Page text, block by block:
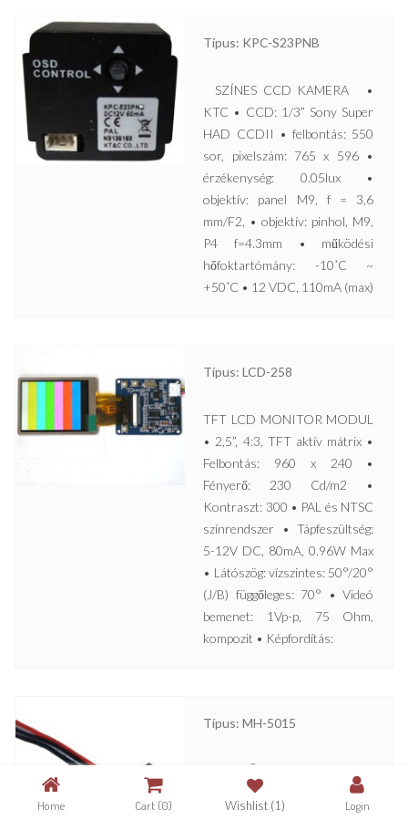
Típus: KPC-S23PNB
SZÍNES CCD KAMERA •
KTC • CCD: 1/3” Sony Super
HAD CCDII • felbontás: 550
sor, pixelszám: 765 x 596 •
érzékenység: 0.05lux •
objektív: panel M9, f = 3,6
mm/F2, • objektív: pinhol, M9,
P4 f=4.3mm • működési
hőfoktartómány: -10˚C ~
+50˚C • 12 VDC, 110mA (max)
Típus: LCD-258
TFT LCD MONITOR MODUL
• 2,5”, 4:3, TFT aktív mátrix •
Felbontás: 960 x 240 •
Fényerő: 230 Cd/m2 •
Kontraszt: 300 • PAL és NTSC
színrendszer • Tápfeszültség:
5-12V DC, 80mA, 0.96W Max
• Látószög: vízszintes: 50°/20°
(J/B) függőleges: 70° • Videó
bemenet: 1Vp-p, 75 Ohm,
kompozit • Képfordítás:
Típus: MH-5015
MINIATŰR HANGMODUL •
Kis méret • 12V DC • 20Hz –
16000Hz • Jel/zaj arány jobb,
Home Cart (0) Wishlist (1) Login